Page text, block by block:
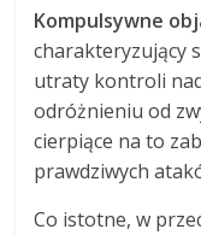
Kompulsywne
charakteryzujący
utraty kontroli
odróżnieniu od
cierpiące na to
prawdziwych
Co istotne, w